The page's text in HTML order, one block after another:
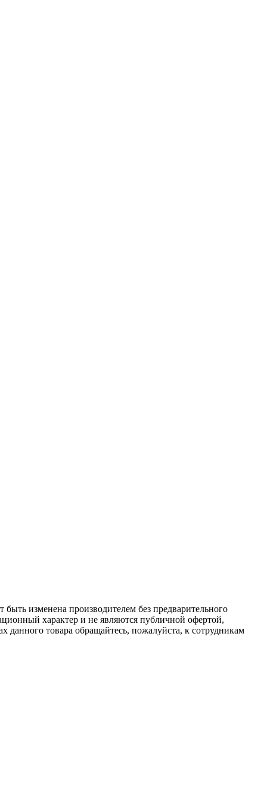
изменена производителем без предварительного
характер и не являются публичной офертой,
данного товара обращайтесь, пожалуйста, к сотрудникам